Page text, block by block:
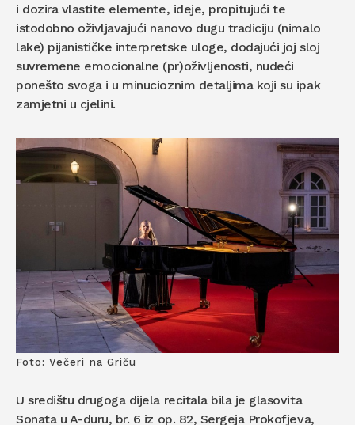
i dozira vlastite elemente, ideje, propitujući te
istodobno oživljavajući nanovo dugu tradiciju (nimalo
lake) pijanističke interpretske uloge, dodajući joj sloj
suvremene emocionalne (pr)oživljenosti, nudeći
ponešto svoga i u minucioznim detaljima koji su ipak
zamjetni u cjelini.
Foto: Večeri na Griču
U središtu drugoga dijela recitala bila je glasovita
Sonata u A-duru, br. 6 iz op. 82, Sergeja Prokofjeva,